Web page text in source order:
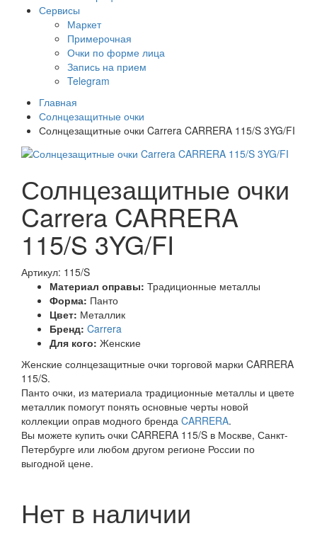
Сервисы
Маркет
Примерочная
Очки по форме лица
Запись на прием
Telegram
Главная
Солнцезащитные очки
Солнцезащитные очки Carrera CARRERA 115/S 3YG/FI
Солнцезащитные очки
Carrera CARRERA
115/S 3YG/FI
Артикул: 115/S
Материал оправы: Традиционные металлы
Форма: Панто
Цвет: Металлик
Бренд: Carrera
Для кого: Женские
Женские солнцезащитные очки торговой марки CARRERA
115/S.
Панто очки, из материала традиционные металлы и цвете
металлик помогут понять основные черты новой
коллекции оправ модного бренда CARRERA.
Вы можете купить очки CARRERA 115/S в Москве, Санкт-
Петербурге или любом другом регионе России по
выгодной цене.
Нет в наличии